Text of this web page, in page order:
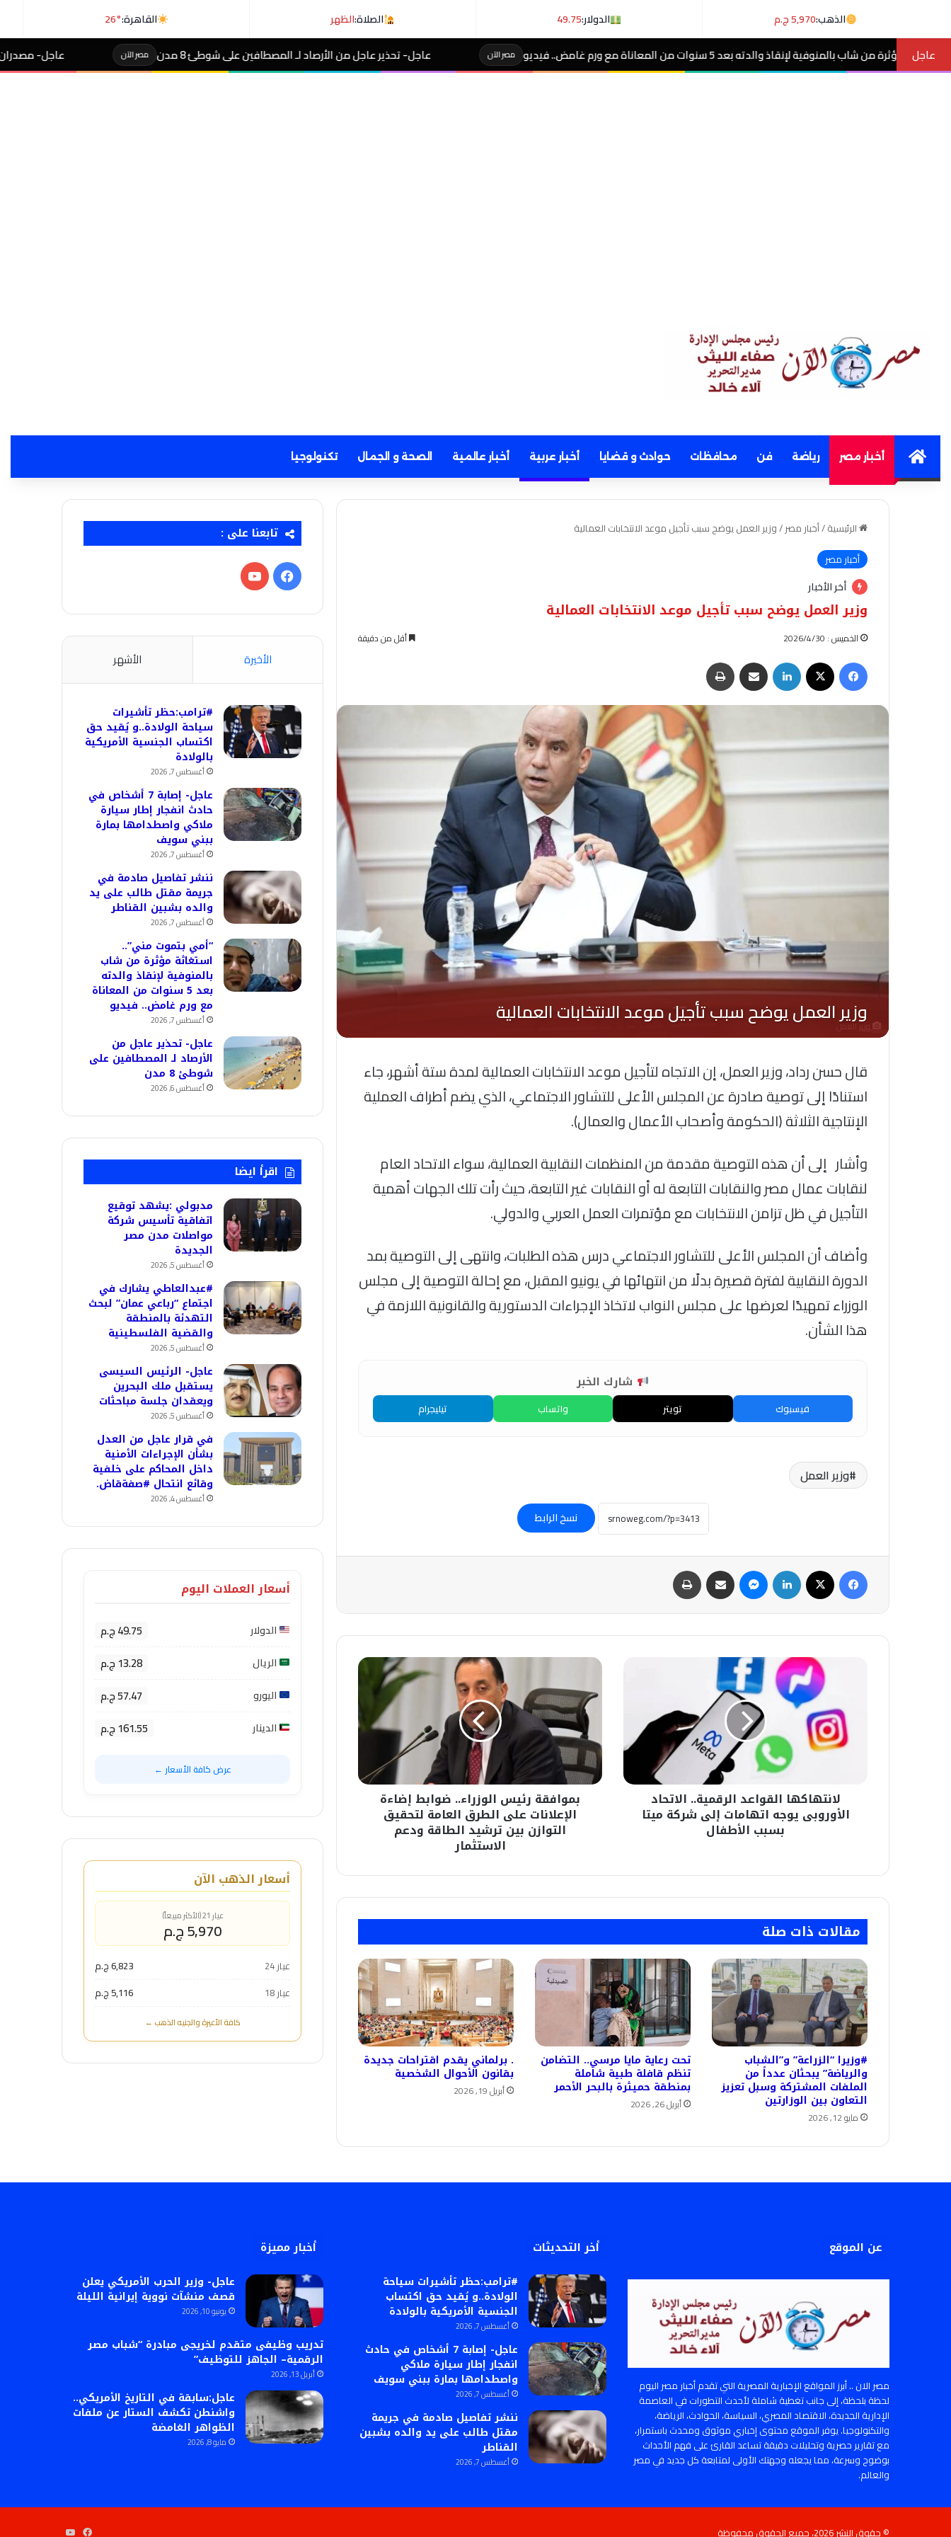
الذهب:5,970 ج.م الدولار:49.75 الصلاة:الظهر القاهرة:26°
عاجل
بعد 5 سنوات من المعاناة مع ورم غامض.. فيديو مصر الآن عاجل- تحذير عاجل من الأرصاد لـ المصطافين على شوطئ 8 مدن مصر الآن عاجل- مصدران لـ«رويترز»:
Homeأخبار مصر رياضة فن محافظات حوادث و قضايا أخبار عربية أخبار عالمية الصحة و الجمال تكنولوجيا
الرئيسية/أخبار مصر/وزير العمل يوضح سبب تأجيل موعد الانتخابات العمالية
أخبار مصر
أخر الأخبار
وزير العمل يوضح سبب تأجيل موعد الانتخابات العمالية
الخميس : 2026/4/30 أقل من دقيقة
فيسبوك لينكدإن مشاركة عبر البريد
وزير العمل
قال حسن رداد، وزير العمل، إن الاتجاه لتأجيل موعد الانتخابات العمالية لمدة ستة أشهر، جاء
استنادًا إلى توصية صادرة عن المجلس الأعلى للتشاور الاجتماعي، الذي يضم أطراف العملية
الإنتاجية الثلاثة (الحكومة وأصحاب الأعمال والعمال).
وأشار إلى أن هذه التوصية مقدمة من المنظمات النقابية العمالية، سواء الاتحاد العام
لنقابات عمال مصر والنقابات التابعة له أو النقابات غير التابعة، حيث رأت تلك الجهات أهمية
التأجيل في ظل تزامن الانتخابات مع مؤتمرات العمل العربي والدولي.
وأضاف أن المجلس الأعلى للتشاور الاجتماعي درس هذه الطلبات، وانتهى إلى التوصية بمد
الدورة النقابية لفترة قصيرة بدلًا من انتهائها في يونيو المقبل، مع إحالة التوصية إلى مجلس
الوزراء تمهيدًا لعرضها على مجلس النواب لاتخاذ الإجراءات الدستورية والقانونية اللازمة في
هذا الشأن.
شارك الخبر
فيسبوك تويتر واتساب تيليجرام
وزير العمل
نسخ الرابط
فيسبوك لينكدإن ماسنجر مشاركة عبر البريد
الاتحاد
الأوروبى
اتهامات
بسبب
لانتهاكها القواعد الرقمية.. الاتحاد
الأوروبى يوجه اتهامات إلى شركة ميتا
بسبب الأطفال
بموافقة
الوزراء..
ضوابط
إضاءة
الإعلانات
على
الطرق
العامة
لتحقيق
ودعم
بموافقة رئيس الوزراء.. ضوابط إضاءة
الإعلانات على الطرق العامة لتحقيق
التوازن بين ترشيد الطاقة ودعم
الاستثمار
مقالات ذات صلة
#وزيرا “الزراعة” و”الشباب
والرياضة” يبحثان عدداً من
الملفات المشتركة وسبل تعزيز
التعاون بين الوزارتين
مايو 12, 2026
تحت رعاية مايا مرسي.. التضامن
تنظم قافلة طبية شاملة
بمنطقة حميثرة بالبحر الأحمر
أبريل 26, 2026
. برلماني يقدم اقتراحات جديدة
بقانون الأحوال الشخصية
أبريل 19, 2026
تابعنا على :
فيسبوك‫YouTube
الأخيرة الأشهر
#ترامب:حظر تأشيرات
سياحة الولادة..و يُقيد حق
اكتساب الجنسية الأمريكية
بالولادة
أغسطس 7, 2026
عاجل- إصابة 7 أشخاص في
حادث انفجار إطار سيارة
ملاكي واصطدامها بمارة
ببني سويف
أغسطس 7, 2026
ننشر تفاصيل صادمة في
جريمة مقتل طالب على يد
والده بشبين القناطر
أغسطس 7, 2026
“أمي بتموت مني”..
استغاثة مؤثرة من شاب
بالمنوفية لإنقاذ والدته
بعد 5 سنوات من المعاناة
مع ورم غامض.. فيديو
أغسطس 7, 2026
عاجل- تحذير عاجل من
الأرصاد لـ المصطافين على
شوطئ 8 مدن
أغسطس 6, 2026
اقرأ ايضا
مدبولي :يشهد توقيع
اتفاقية تأسيس شركة
مواصلات مدن مصر
الجديدة
أغسطس 5, 2026
#عبدالعاطي يشارك في
اجتماع “رباعي عمان” لبحث
التهدئة بالمنطقة
والقضية الفلسطينية
أغسطس 5, 2026
عاجل- الرئيس السيسى
يستقبل ملك البحرين
ويعقدان جلسة مباحثات
أغسطس 5, 2026
في قرار عاجل من العدل
بشأن الإجراءات الأمنية
داخل المحاكم على خلفية
وقائع انتحال #صفةقاض.
أغسطس 4, 2026
أسعار العملات اليوم
الدولار 49.75 ج.م
الريال 13.28 ج.م
اليورو 57.47 ج.م
الدينار 161.55 ج.م
عرض كافة الأسعار ←
أسعار الذهب الآن
عيار 21 (الأكثر مبيعاً)
5,970 ج.م
عيار 24
6,823 ج.م
عيار 18
5,116 ج.م
كافة الأعيرة والجنيه الذهب ←
عن الموقع
مصر الان .. أبرز المواقع الإخبارية المصرية التي تقدم أخبار مصر اليوم
لحظة بلحظة، إلى جانب تغطية شاملة لأحدث التطورات في العاصمة
الإدارية الجديدة، الاقتصاد المصري، السياسة، الحوادث، الرياضة،
والتكنولوجيا. يوفر الموقع محتوى إخباري موثوق ومحدث باستمرار،
مع تقارير حصرية وتحليلات دقيقة تساعد القارئ على فهم الأحداث
بوضوح وسرعة، مما يجعله وجهتك الأولى لمتابعة كل جديد في مصر
والعالم.
أخر التحديثات
#ترامب:حظر تأشيرات سياحة
الولادة..و يُقيد حق اكتساب
الجنسية الأمريكية بالولادة
أغسطس 7, 2026
عاجل- إصابة 7 أشخاص في حادث
انفجار إطار سيارة ملاكي
واصطدامها بمارة ببني سويف
أغسطس 7, 2026
ننشر تفاصيل صادمة في جريمة
مقتل طالب على يد والده بشبين
القناطر
أغسطس 7, 2026
أخبار مميزة
عاجل- وزير الحرب الأمريكي يعلن
قصف منشآت نووية إيرانية الليلة
يونيو 10, 2026
تدريب وظيفى متقدم لخريجى مبادرة “شباب مصر
الرقمية– الجاهز للتوظيف”
أبريل 13, 2026
عاجل:سابقة في التاريخ الأمريكي..
واشنطن تكشف الستار عن ملفات
الظواهر الغامضة
مايو 8, 2026
© حقوق النشر 2026، جميع الحقوق محفوظة فيسبوك‫YouTube